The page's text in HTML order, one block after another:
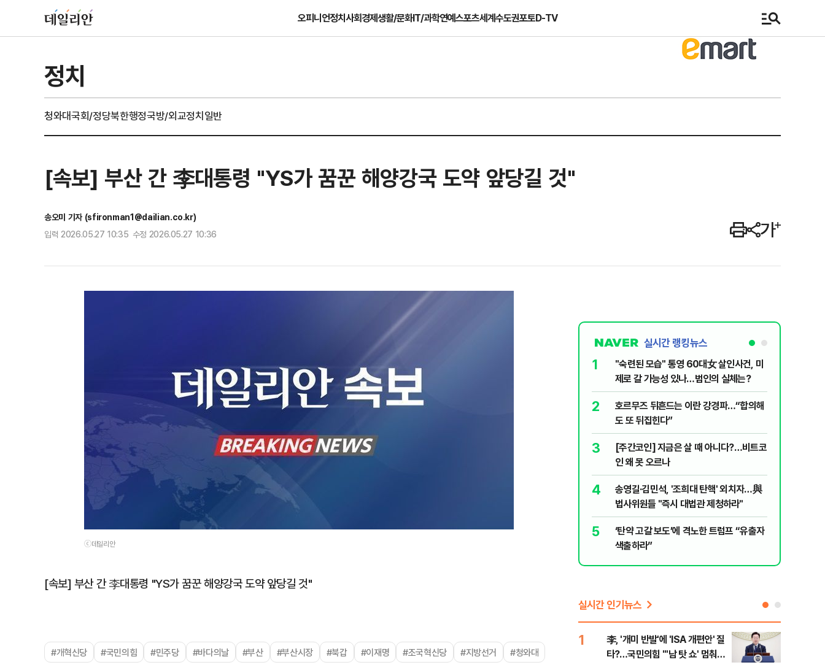
오피니언정치사회경제생활/문화IT/과학연예스포츠세계수도권포토D-TV
정치
청와대국회/정당북한행정국방/외교정치일반
[속보] 부산 간 李대통령 "YS가 꿈꾼 해양강국 도약 앞당길 것"
송오미 기자 (sfironman1@dailian.co.kr)
입력 2026.05.27 10:35 수정 2026.05.27 10:36
ⓒ데일리안
[속보] 부산 간 李대통령 "YS가 꿈꾼 해양강국 도약 앞당길 것"
#개혁신당 #국민의힘 #민주당 #바다의날 #부산 #부산시장 #북갑 #이재명 #조국혁신당 #지방선거 #청와대
실시간 랭킹뉴스
1
"숙련된 모습" 통영 60대女 살인사건, 미
제로 갈 가능성 있나…범인의 실체는?
2
호르무즈 뒤흔드는 이란 강경파…“합의해
도 또 뒤집힌다”
3
[주간코인] 지금은 살 때 아니다?…비트코
인 왜 못 오르나
4
송영길·김민석, '조희대 탄핵' 외치자…與
법사위원들 "즉시 대법관 제청하라"
5
‘탄약 고갈 보도’에 격노한 트럼프 “유출자
색출하라”
실시간 인기뉴스
1
李, '개미 반발'에 'ISA 개편안' 질
타?…국민의힘 "'남 탓 쇼' 멈춰